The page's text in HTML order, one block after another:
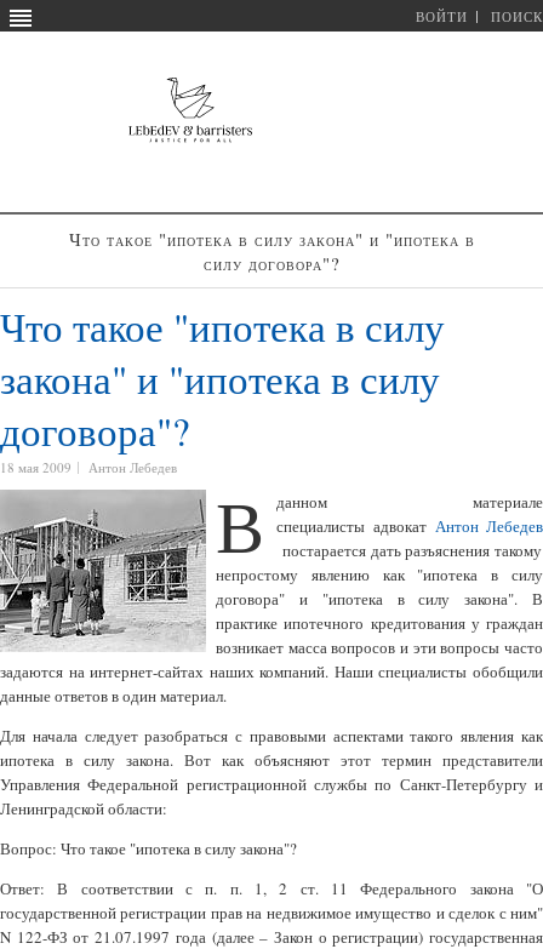
ВОЙТИ ПОИСК
Что такое "ипотека в силу закона" и "ипотека в
силу договора"?
Что такое "ипотека в силу
закона" и "ипотека в силу
договора"?
18 мая 2009 Антон Лебедев
В
данном материале
специалисты адвокат Антон Лебедев
постарается дать разъяснения такому
непростому явлению как "ипотека в силу
договора" и "ипотека в силу закона". В
практике ипотечного кредитования у граждан
возникает масса вопросов и эти вопросы часто
задаются на интернет-сайтах наших компаний. Наши специалисты обобщили
данные ответов в один материал.
Для начала следует разобраться с правовыми аспектами такого явления как
ипотека в силу закона. Вот как объясняют этот термин представители
Управления Федеральной регистрационной службы по Санкт-Петербургу и
Ленинградской области:
Вопрос: Что такое "ипотека в силу закона"?
Ответ: В соответствии с п. п. 1, 2 ст. 11 Федерального закона "О
государственной регистрации прав на недвижимое имущество и сделок с ним"
N 122-ФЗ от 21.07.1997 года (далее – Закон о регистрации) государственная